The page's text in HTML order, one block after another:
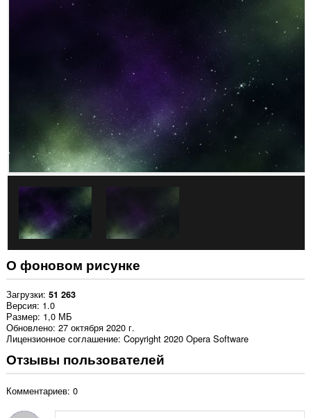
О фоновом рисунке
Загрузки 51 263
Версия 1.0
Размер 1,0 МБ
Обновлено 27 октября 2020 г.
Лицензионное соглашение Copyright 2020 Opera Software
Отзывы пользователей
Комментариев: 0